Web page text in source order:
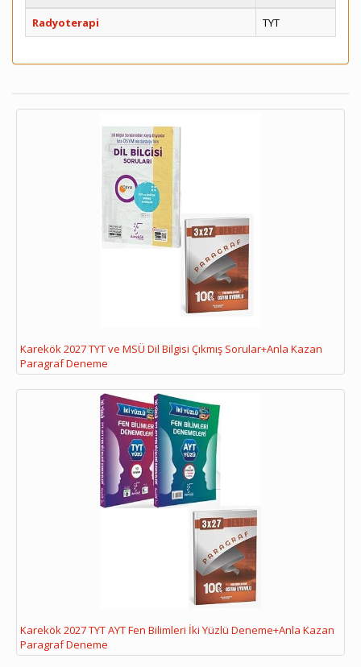
Radyoterapi
TYT
Karekök 2027 TYT ve MSÜ Dil Bilgisi Çıkmış Sorular+Anla Kazan
Paragraf Deneme
Karekök 2027 TYT AYT Fen Bilimleri İki Yüzlü Deneme+Anla Kazan
Paragraf Deneme